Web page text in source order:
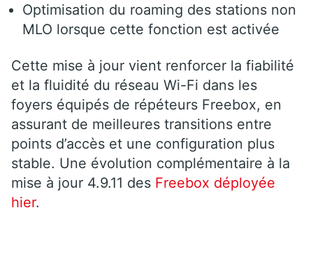
Optimisation du roaming des stations non
MLO lorsque cette fonction est activée
Cette mise à jour vient renforcer la fiabilité
et la fluidité du réseau Wi-Fi dans les
foyers équipés de répéteurs Freebox, en
assurant de meilleures transitions entre
points d’accès et une configuration plus
stable. Une évolution complémentaire à la
mise à jour 4.9.11 des Freebox déployée
hier.